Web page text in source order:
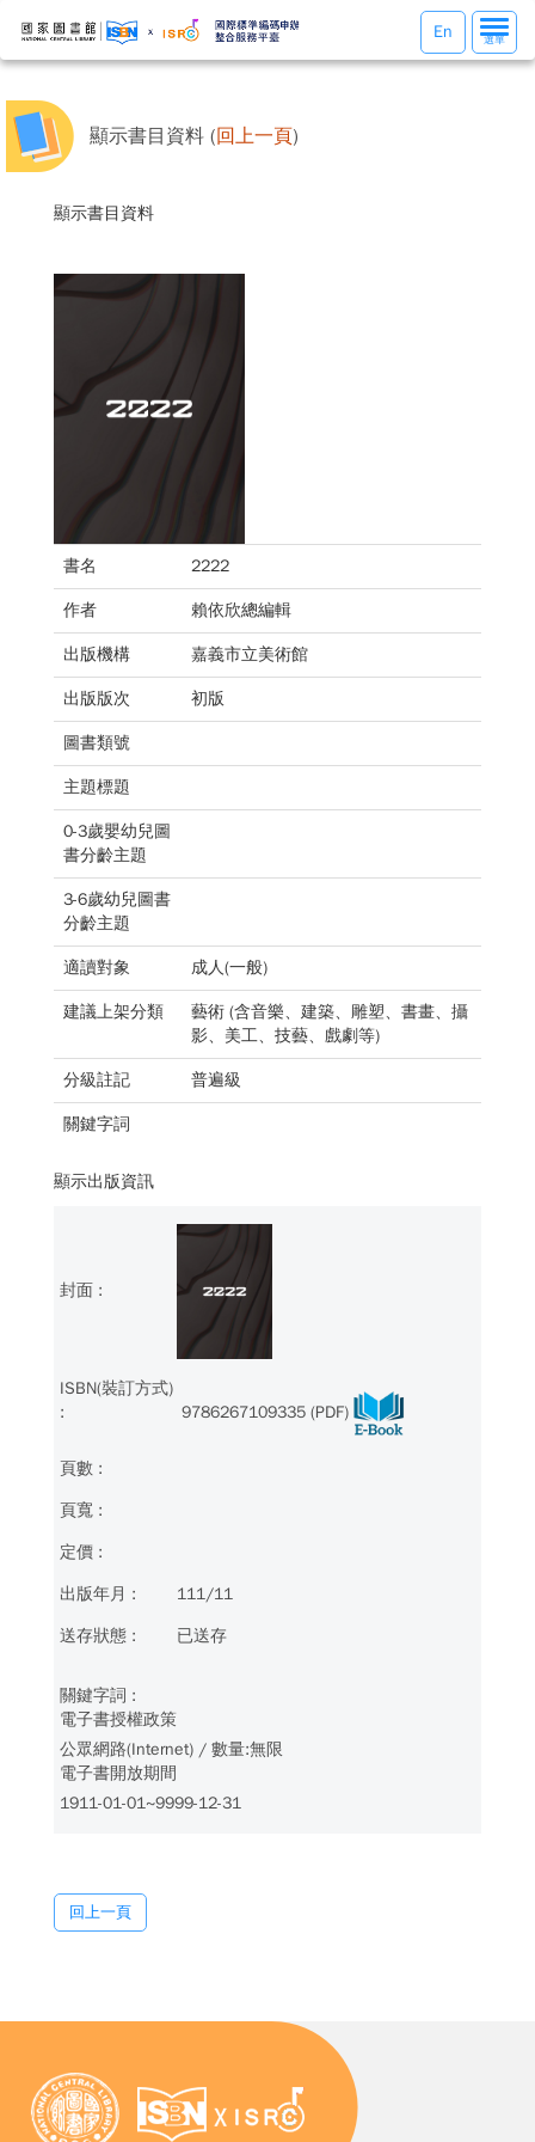
選
單
選單
En
顯示書目資料 (回上一頁)
顯示書目資料
書名 2222
作者 賴依欣總編輯
出版機構 嘉義市立美術館
出版版次 初版
圖書類號
主題標題
0-3歲嬰幼兒圖
書分齡主題
3-6歲幼兒圖書
分齡主題
適讀對象 成人(一般)
建議上架分類
藝術 (含音樂、建築、雕塑、書畫、攝
影、美工、技藝、戲劇等)
分級註記 普遍級
關鍵字詞
顯示出版資訊
9786267109335 (PDF)
111/11
已送存
電子書授權政策
公眾網路(Internet) / 數量:無限
電子書開放期間
1911-01-01~9999-12-31
回上一頁